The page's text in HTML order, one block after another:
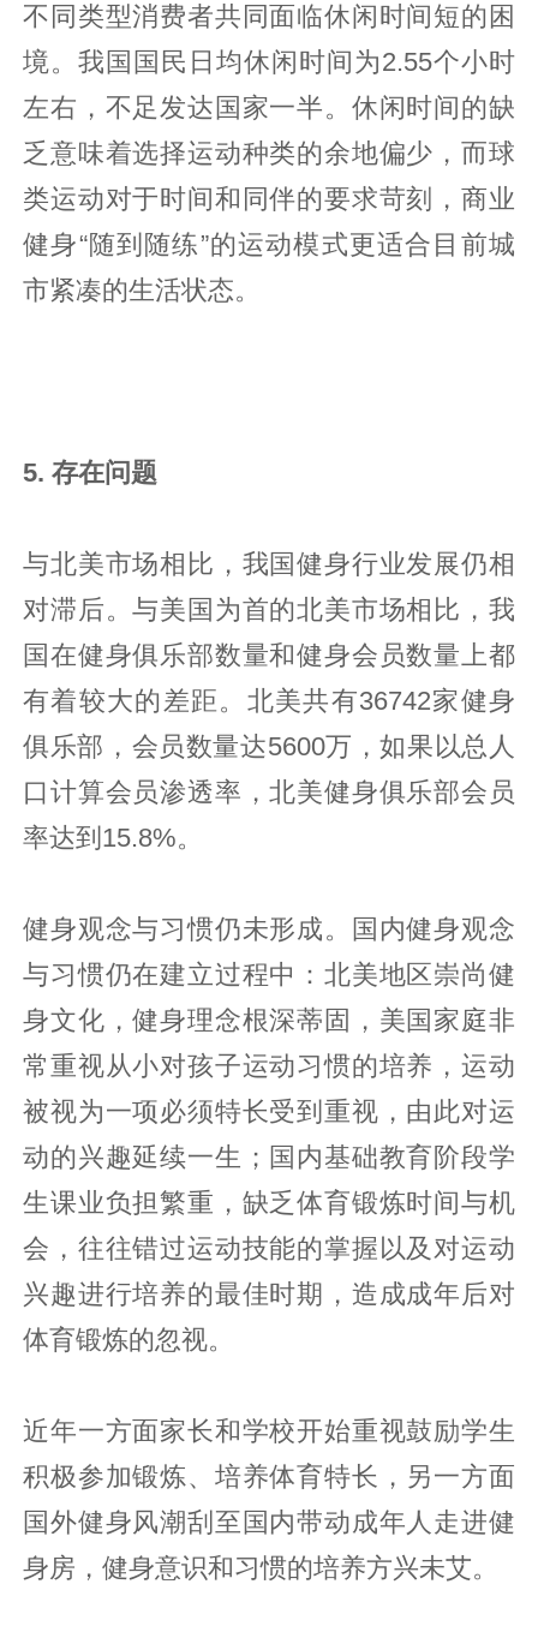
不同类型消费者共同面临休闲时间短的困
境。我国国民日均休闲时间为2.55个小时
左右，不足发达国家一半。休闲时间的缺
乏意味着选择运动种类的余地偏少，而球
类运动对于时间和同伴的要求苛刻，商业
健身“随到随练”的运动模式更适合目前城
市紧凑的生活状态。
5. 存在问题
与北美市场相比，我国健身行业发展仍相
对滞后。与美国为首的北美市场相比，我
国在健身俱乐部数量和健身会员数量上都
有着较大的差距。北美共有36742家健身
俱乐部，会员数量达5600万，如果以总人
口计算会员渗透率，北美健身俱乐部会员
率达到15.8%。
健身观念与习惯仍未形成。国内健身观念
与习惯仍在建立过程中：北美地区崇尚健
身文化，健身理念根深蒂固，美国家庭非
常重视从小对孩子运动习惯的培养，运动
被视为一项必须特长受到重视，由此对运
动的兴趣延续一生；国内基础教育阶段学
生课业负担繁重，缺乏体育锻炼时间与机
会，往往错过运动技能的掌握以及对运动
兴趣进行培养的最佳时期，造成成年后对
体育锻炼的忽视。
近年一方面家长和学校开始重视鼓励学生
积极参加锻炼、培养体育特长，另一方面
国外健身风潮刮至国内带动成年人走进健
身房，健身意识和习惯的培养方兴未艾。